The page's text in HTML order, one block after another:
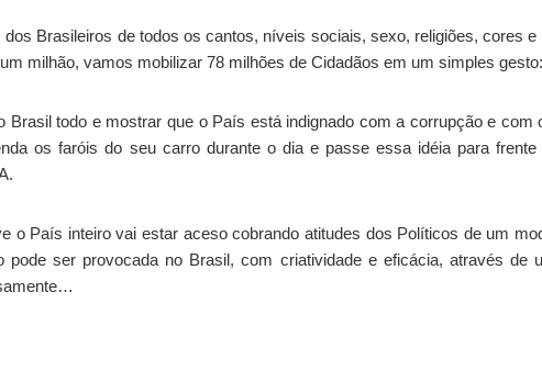
dos Brasileiros de todos os cantos, níveis sociais, sexo, religiões, cores e
milhão, vamos mobilizar 78 milhões de Cidadãos em um simples gesto:
Brasil todo e mostrar que o País está indignado com a corrupção e com
os faróis do seu carro durante o dia e passe essa idéiapara frente
o País inteiro vai estar aceso cobrando atitudes dos Políticos de um
ser provocada no Brasil, com criatividade e eficácia, através de